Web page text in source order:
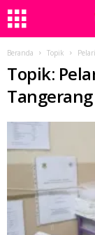
Beranda Topik
Topik:
Tangerang